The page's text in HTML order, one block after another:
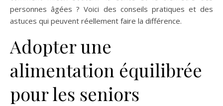
personnes âgées ? Voici des conseils pratiques et des
astuces qui peuvent réellement faire la différence.
Adopter une
alimentation équilibrée
pour les seniors